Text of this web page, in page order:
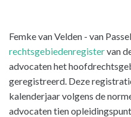
Femke van Velden - van
rechtsgebiedenregistervan
advocaten het
geregistreerd. Deze
kalenderjaar volgens de
advocaten tien